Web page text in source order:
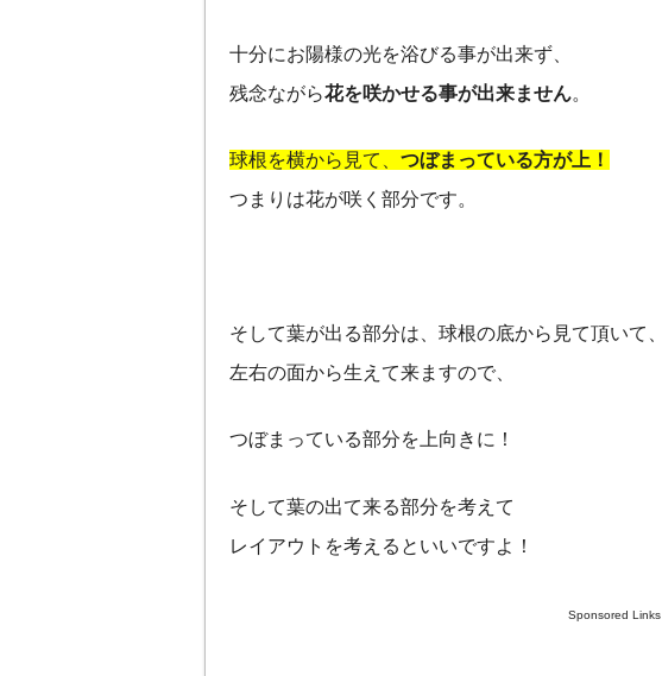
十分にお陽様の光を浴びる事が出来ず、
残念ながら花を咲かせる事が出来ません。
球根を横から見て、 つぼまっている方が上！
つまりは花が咲く部分です。
そして葉が出る部分は、球根の底から見て頂いて、
左右の面から生えて来ますので、
つぼまっている部分を上向きに！
そして葉の出て来る部分を考えて
レイアウトを考えるといいですよ！
Sponsored Links